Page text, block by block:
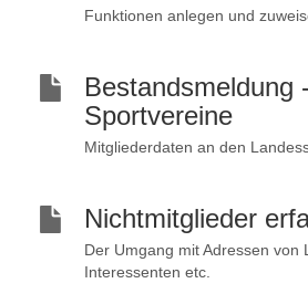
Funktionen anlegen und
Bestandsmeldung -
Sportvereine
Mitgliederdaten an den
Nichtmitglieder
Der Umgang mit Adressen von
Interessenten etc.